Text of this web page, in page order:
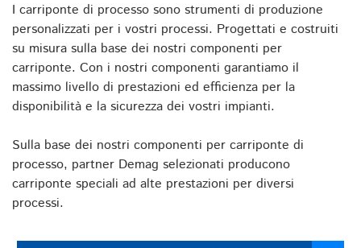
I carriponte di processo sono strumenti di produzione
personalizzati per i vostri processi. Progettati e costruiti
su misura sulla base dei nostri componenti per
carriponte. Con i nostri componenti garantiamo il
massimo livello di prestazioni ed efficienza per la
disponibilità e la sicurezza dei vostri impianti.
Sulla base dei nostri componenti per carriponte di
processo, partner Demag selezionati producono
carriponte speciali ad alte prestazioni per diversi
processi.